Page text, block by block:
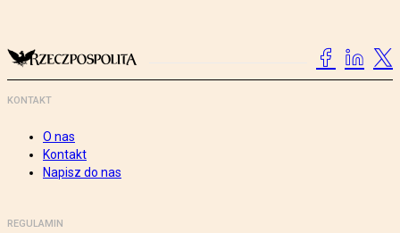
KONTAKT
O nas
Kontakt
Napisz do nas
REGULAMIN